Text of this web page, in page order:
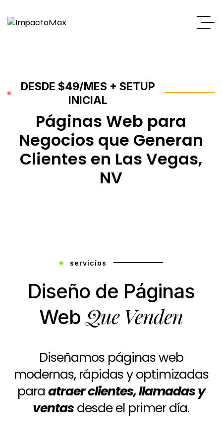
DESDE $49/MES + SETUP
INICIAL
Páginas Web para
Negocios que Generan
Clientes en Las Vegas,
NV
servicios
Diseño de Páginas
WebQue Venden
Diseñamos páginas web
modernas, rápidas y optimizadas
para atraer clientes, llamadas y
ventas desde el primer día.